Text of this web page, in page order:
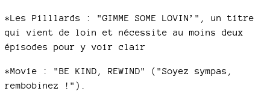
*Les Pilllards : "GIMME SOME LOVIN’", un titre
qui vient de loin et nécessite au moins deux
épisodes pour y voir clair
*Movie : "BE KIND, REWIND" ("Soyez sympas,
rembobinez !").